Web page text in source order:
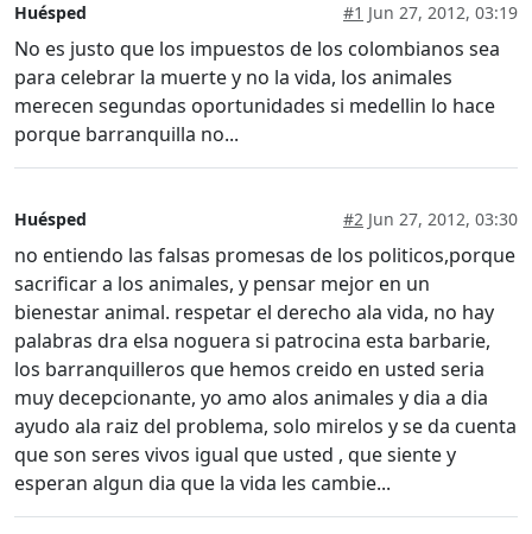
Huésped #1 Jun 27, 2012, 03:19
No es justo que los impuestos de los colombianos sea
para celebrar la muerte y no la vida, los animales
merecen segundas oportunidades si medellin lo hace
porque barranquilla no...
Huésped #2 Jun 27, 2012, 03:30
no entiendo las falsas promesas de los politicos,porque
sacrificar a los animales, y pensar mejor en un
bienestar animal. respetar el derecho ala vida, no hay
palabras dra elsa noguera si patrocina esta barbarie,
los barranquilleros que hemos creido en usted seria
muy decepcionante, yo amo alos animales y dia a dia
ayudo ala raiz del problema, solo mirelos y se da cuenta
que son seres vivos igual que usted , que siente y
esperan algun dia que la vida les cambie...